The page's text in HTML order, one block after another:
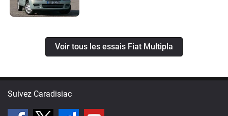
Voir tous les essais Fiat Multipla
Suivez Caradisiac